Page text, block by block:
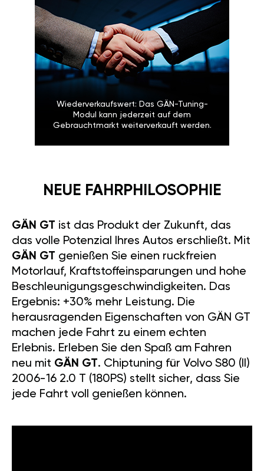
Wiederverkaufswert: Das GÄN-Tuning-
Modul kann jederzeit auf dem
Gebrauchtmarkt weiterverkauft werden.
NEUE FAHRPHILOSOPHIE
GÄN GT ist das Produkt der Zukunft, das
das volle Potenzial Ihres Autos erschließt. Mit
GÄN GT genießen Sie einen ruckfreien
Motorlauf, Kraftstoffeinsparungen und hohe
Beschleunigungsgeschwindigkeiten. Das
Ergebnis: +30% mehr Leistung. Die
herausragenden Eigenschaften von GÄN GT
machen jede Fahrt zu einem echten
Erlebnis. Erleben Sie den Spaß am Fahren
neu mit GÄN GT. Chiptuning für Volvo S80 (II)
2006-16 2.0 T (180PS) stellt sicher, dass Sie
jede Fahrt voll genießen können.